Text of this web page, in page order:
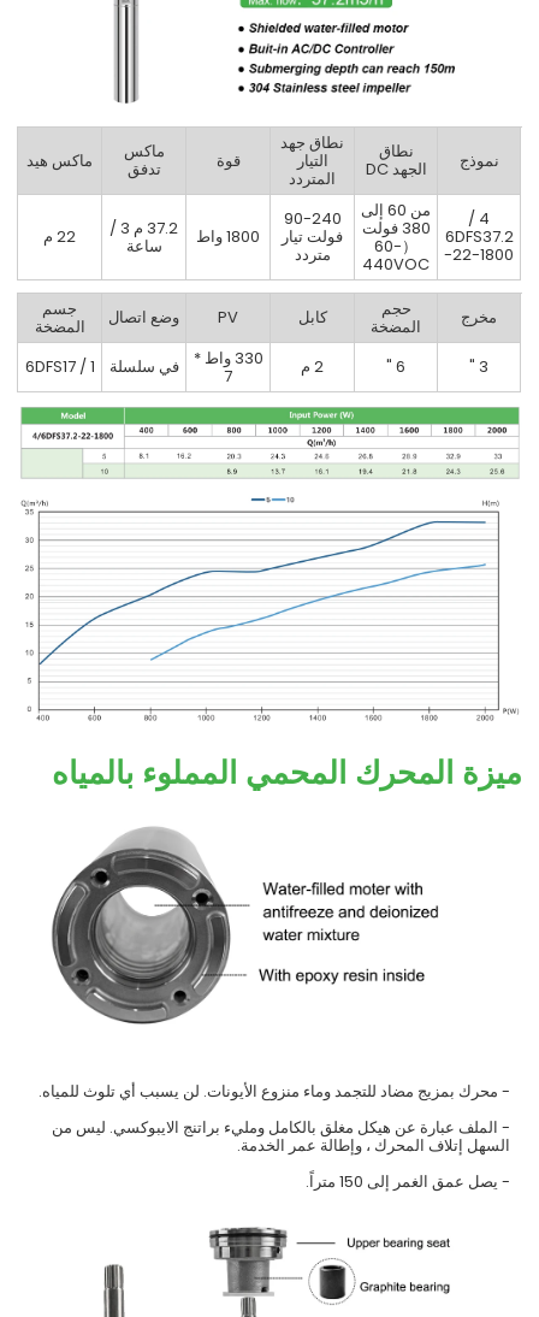
نموذج نطاق
الجهد DC
نطاق جهد
التيار
المتردد
قوة ماكس
تدفق ماكس هيد
4 /
6DFS37.2
-22-1800
من 60 إلى
380 فولت
（60-
440VOC
90-240
فولت تيار
متردد
1800 واط 37.2 م 3 /
ساعة 22 م
مخرج حجم
المضخة كابل PV وضع اتصال جسم
المضخة
3 "
6 " 2 م 330 واط *
7 في سلسلة 6DFS17 / 1
ميزة المحرك المحمي المملوء بالمياه
- محرك بمزيج مضاد للتجمد وماء منزوع الأيونات. لن يسبب أي تلوث للمياه.
- الملف عبارة عن هيكل مغلق بالكامل ومليء براتنج الايبوكسي. ليس من
السهل إتلاف المحرك ، وإطالة عمر الخدمة.
- يصل عمق الغمر إلى 150 متراً.